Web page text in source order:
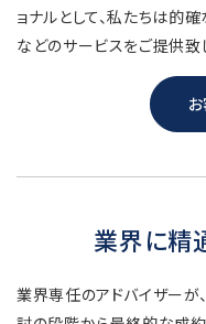
ョナルとして、私たちは的
などのサービスをご提供致
業界に精
業界専任のアドバイザー